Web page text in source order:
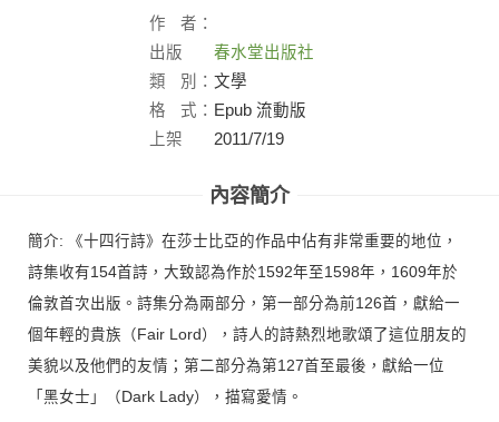
作
者：
出版
社：
春水堂出版社
類
別： 文學
格
式： Epub 流動版
上架
2011/7/19
內容簡介
簡介: 《十四行詩》在莎士比亞的作品中佔有非常重要的地位，
詩集收有154首詩，大致認為作於1592年至1598年，1609年於
倫敦首次出版。詩集分為兩部分，第一部分為前126首，獻給一
個年輕的貴族（Fair Lord），詩人的詩熱烈地歌頌了這位朋友的
美貌以及他們的友情；第二部分為第127首至最後，獻給一位
「黑女士」（Dark Lady），描寫愛情。